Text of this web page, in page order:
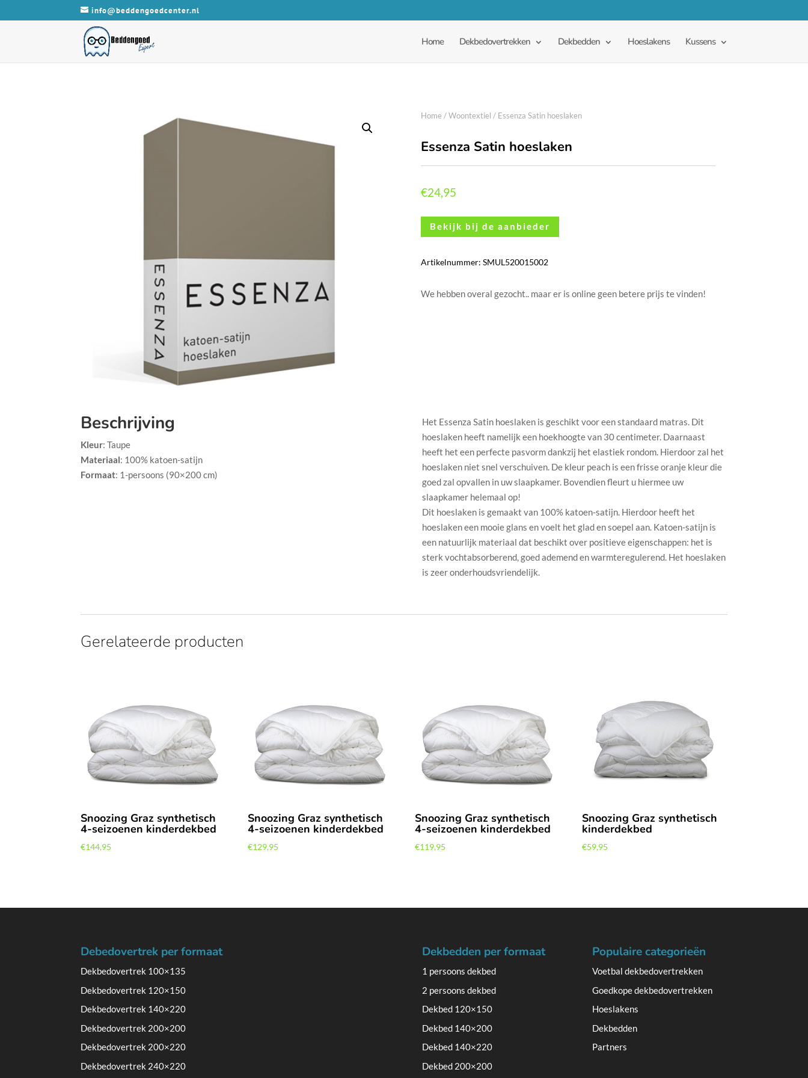
info@beddengoedcenter.nl
Home Dekbedovertrekken Dekbedden Hoeslakens Kussens
Home /Woontextiel / Essenza Satin hoeslaken
Essenza Satin hoeslaken
€24,95
Bekijk bij de aanbieder
Artikelnummer:SMUL520015002
We hebben overal gezocht.. maar er is online geen betere prijs te vinden!
Beschrijving
Kleur:Taupe
Materiaal: 100% katoen-satijn
Formaat: 1-persoons (90×200 cm)
Het Essenza Satin hoeslaken is geschikt voor een standaard matras. Dit
hoeslaken heeft namelijk een hoekhoogte van 30 centimeter. Daarnaast
heeft het een perfecte pasvorm dankzij het elastiek rondom. Hierdoor zal het
hoeslaken niet snel verschuiven. De kleur peach is een frisse oranje kleur die
goed zal opvallen in uw slaapkamer. Bovendien fleurt u hiermee uw
slaapkamer helemaal op!
Dit hoeslaken is gemaakt van 100% katoen-satijn. Hierdoor heeft het
hoeslaken een mooie glans en voelt het glad en soepel aan. Katoen-satijn is
een natuurlijk materiaal dat beschikt over positieve eigenschappen: het is
sterk vochtabsorberend, goed ademend en warmteregulerend. Het hoeslaken
is zeer onderhoudsvriendelijk.
Gerelateerde producten
Snoozing Graz synthetisch
4-seizoenen kinderdekbed
€144,95
Snoozing Graz synthetisch
4-seizoenen kinderdekbed
€129,95
Snoozing Graz synthetisch
4-seizoenen kinderdekbed
€119,95
Snoozing Graz synthetisch
kinderdekbed
€59,95
Debedovertrek per formaat
Dekbedovertrek 100×135
Dekbedovertrek 120×150
Dekbedovertrek 140×220
Dekbedovertrek 200×200
Dekbedovertrek 200×220
Dekbedovertrek 240×220
Dekbedden per formaat
1 persoons dekbed
2 persoons dekbed
Dekbed 120×150
Dekbed 140×200
Dekbed 140×220
Dekbed 200×200
Populaire categorieën
Voetbal dekbedovertrekken
Goedkope dekbedovertrekken
Hoeslakens
Dekbedden
Partners